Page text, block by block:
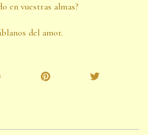
en vuestras almas?
del amor.